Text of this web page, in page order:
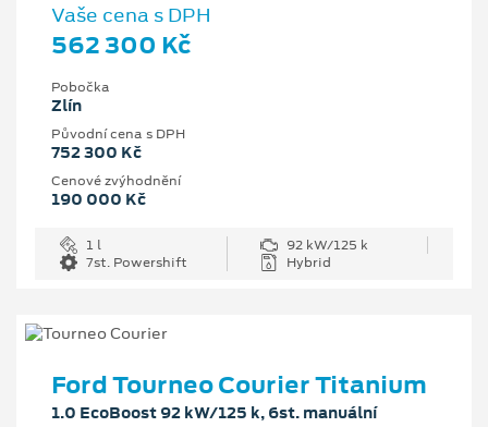
Vaše cena s DPH
562 300 Kč
Pobočka
Zlín
Původní cena s DPH
752 300 Kč
Cenové zvýhodnění
190 000 Kč
1 l
92 kW/125 k
7st. Powershift
Hybrid
Ford Tourneo Courier Titanium
1.0 EcoBoost 92 kW/125 k, 6st. manuální